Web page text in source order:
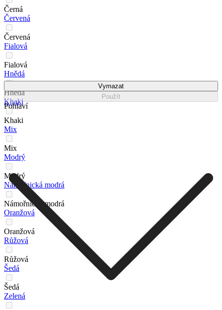
Černá
Červená
Červená
Fialová
Fialová
Hnědá
Hnědá
Khaki
Khaki
Mix
Mix
Modrý
Modrý
Námořnická modrá
Námořnická modrá
Oranžová
Oranžová
Růžová
Růžová
Šedá
Šedá
Zelená
Vymazat
Použít
Pohlaví